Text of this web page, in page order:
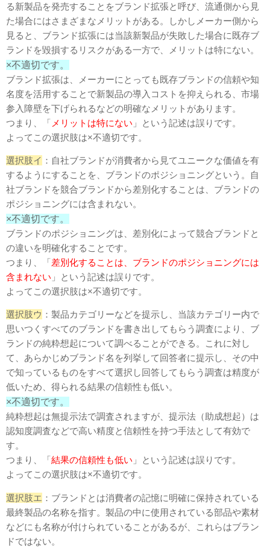
る新製品を発売することをブランド拡張と呼び、流通側から見
た場合にはさまざまなメリットがある。しかしメーカー側から
見ると、ブランド拡張には当該新製品が失敗した場合に既存ブ
ランドを毀損するリスクがある一方で、メリットは特にない。
×不適切です。
ブランド拡張は、メーカーにとっても既存ブランドの信頼や知
名度を活用することで新製品の導入コストを抑えられる、市場
参入障壁を下げられるなどの明確なメリットがあります。
つまり、「 メリットは特にない 」という記述は誤りです。
よってこの選択肢は×不適切です。
選択肢イ ：自社ブランドが消費者から見てユニークな価値を有
するようにすることを、ブランドのポジショニングという。自
社ブランドを競合ブランドから差別化することは、ブランドの
ポジショニングには含まれない。
×不適切です。
ブランドのポジショニングは、差別化によって競合ブランドと
の違いを明確化することです。
つまり、「差別化することは、ブランドのポジショニングには
含まれない 」という記述は誤りです。
よってこの選択肢は×不適切です。
選択肢ウ ：製品カテゴリーなどを提示し、当該カテゴリー内で
思いつくすべてのブランドを書き出してもらう調査により、ブ
ランドの純粋想起について調べることができる。これに対し
て、あらかじめブランド名を列挙して回答者に提示し、その中
で知っているものをすべて選択し回答してもらう調査は精度が
低いため、得られる結果の信頼性も低い。
×不適切です。
純粋想起は無提示法で調査されますが、提示法（助成想起）は
認知度調査などで高い精度と信頼性を持つ手法として有効で
す。
つまり、「結果の信頼性も低い 」という記述は誤りです。
よってこの選択肢は×不適切です。
選択肢エ ：ブランドとは消費者の記憶に明確に保持されている
最終製品の名称を指す。製品の中に使用されている部品や素材
などにも名称が付けられていることがあるが、これらはブラン
ドではない。